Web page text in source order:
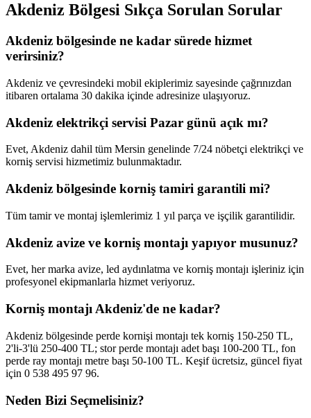
Akdeniz Bölgesi Sıkça Sorulan Sorular
Akdeniz bölgesinde ne kadar sürede hizmet
verirsiniz?
Akdeniz ve çevresindeki mobil ekiplerimiz sayesinde çağrınızdan
itibaren ortalama 30 dakika içinde adresinize ulaşıyoruz.
Akdeniz elektrikçi servisi Pazar günü açık mı?
Evet, Akdeniz dahil tüm Mersin genelinde 7/24 nöbetçi elektrikçi ve
korniş servisi hizmetimiz bulunmaktadır.
Akdeniz bölgesinde korniş tamiri garantili mi?
Tüm tamir ve montaj işlemlerimiz 1 yıl parça ve işçilik garantilidir.
Akdeniz avize ve korniş montajı yapıyor musunuz?
Evet, her marka avize, led aydınlatma ve korniş montajı işleriniz için
profesyonel ekipmanlarla hizmet veriyoruz.
Korniş montajı Akdeniz'de ne kadar?
Akdeniz bölgesinde perde kornişi montajı tek korniş 150-250 TL,
2'li-3'lü 250-400 TL; stor perde montajı adet başı 100-200 TL, fon
perde ray montajı metre başı 50-100 TL. Keşif ücretsiz, güncel fiyat
için 0 538 495 97 96.
Neden Bizi Seçmelisiniz?